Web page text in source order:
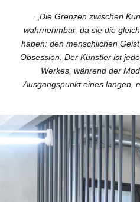
„Die Grenzen zwischen
wahrnehmbar, da sie die
haben: den menschlichen
Obsession. Der Künstler ist
Werkes, während der
Ausgangspunkt eines langen,